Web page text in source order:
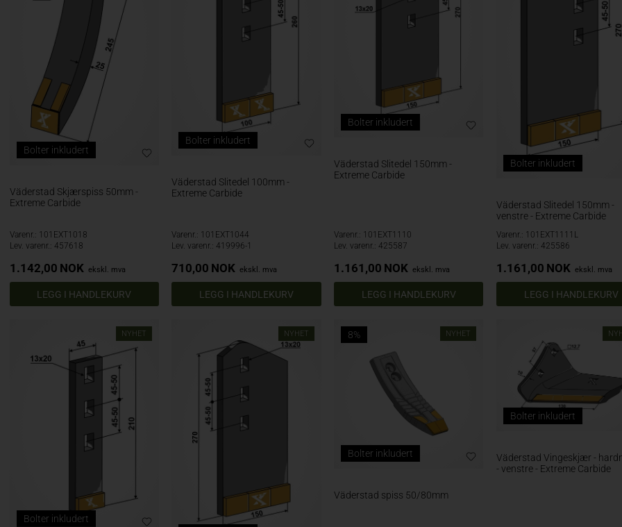
Bolter inkludert
Väderstad Skjærspiss 50mm -
Extreme Carbide
Varenr.: 101EXT1018
Lev. varenr.: 457618
1.142,00 NOK ekskl. mva
Bolter inkludert
Väderstad Slitedel 100mm -
Extreme Carbide
Varenr.: 101EXT1044
Lev. varenr.: 419996-1
710,00 NOK ekskl. mva
Bolter inkludert
Väderstad Slitedel 150mm -
Extreme Carbide
Varenr.: 101EXT1110
Lev. varenr.: 425587
1.161,00 NOK ekskl. mva
Bolter inkludert
Väderstad Slitedel 150mm -
venstre - Extreme Carbide
Varenr.: 101EXT1111L
Lev. varenr.: 425586
1.161,00 NOK ekskl. mva
NYHET
Bolter inkludert
NYHET NYHET
Bolter inkludert
8%
Väderstad spiss 50/80mm
Bolter inkludert
Väderstad Vingeskjær -
- venstre - Extreme Carbide